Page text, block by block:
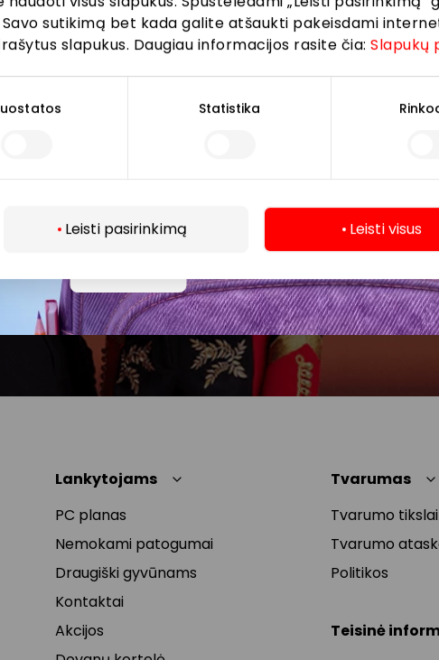
sutikimą bet kada galite atšaukti pakeisdami
slapukus. Daugiau informacijos rasite čia:Slapukų
Statistika
Leisti pasirinkimą Leisti visus
„Prenumeruoti“ sutinki gauti PPC
naujienas. Dėl to AKROPOLIS GROUP,
Tavo el. pašto duomenis tvarkys naujienlaiškių
tikslu. Sutikimą galėsi bet kuriuo metu
arba kreipiantis
Lankytojams
PC planas
Nemokami patogumai
Draugiški gyvūnams
Kontaktai
Akcijos
Tvarumas
Tvarumo tikslai
Tvarumo
Politikos
Teisinė